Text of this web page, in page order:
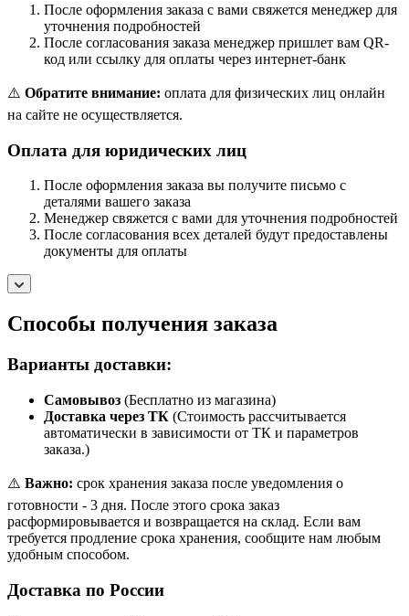
После оформления заказа с вами свяжется менеджер для
уточнения подробностей
После согласования заказа менеджер пришлет вам QR-
код или ссылку для оплаты через интернет-банк
⚠️ Обратите внимание: оплата для физических лиц онлайн
на сайте не осуществляется.
Оплата для юридических лиц
После оформления заказа вы получите письмо с
деталями вашего заказа
Менеджер свяжется с вами для уточнения подробностей
После согласования всех деталей будут предоставлены
документы для оплаты
Способы получения заказа
Варианты доставки:
Самовывоз (Бесплатно из магазина)
Доставка через ТК (Стоимость рассчитывается
автоматически в зависимости от ТК и параметров
заказа.)
⚠️ Важно: срок хранения заказа после уведомления о
готовности - 3 дня. После этого срока заказ
расформировывается и возвращается на склад. Если вам
требуется продление срока хранения, сообщите нам любым
удобным способом.
Доставка по России